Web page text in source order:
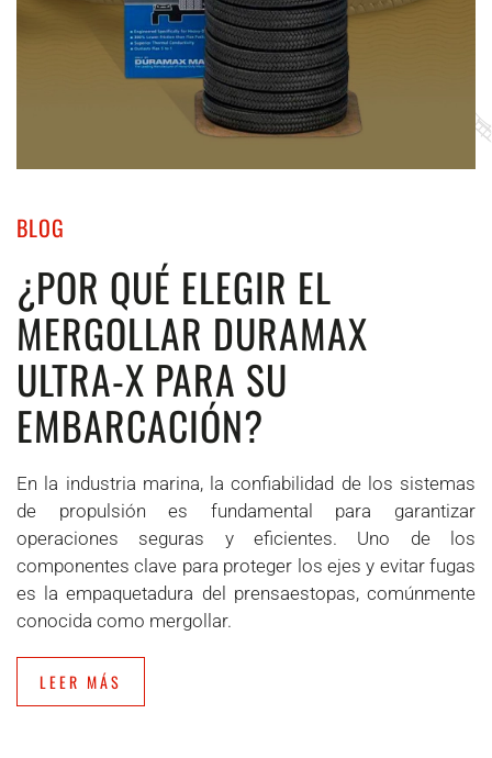
BLOG
¿POR QUÉ ELEGIR EL
MERGOLLAR DURAMAX
ULTRA-X PARA SU
EMBARCACIÓN?
En la industria marina, la confiabilidad de los sistemas
de propulsión es fundamental para garantizar
operaciones seguras y eficientes. Uno de los
componentes clave para proteger los ejes y evitar fugas
es la empaquetadura del prensaestopas, comúnmente
conocida como mergollar.
LEER MÁS